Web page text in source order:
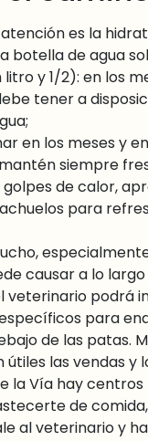
es la
botella de agua
y 1/2): en los
tener a
en los meses y
siempre
de calor,
para
causar a lo
veterinario podrá
para
de las patas.
las vendas y
la Vía hay
de
al veterinario y